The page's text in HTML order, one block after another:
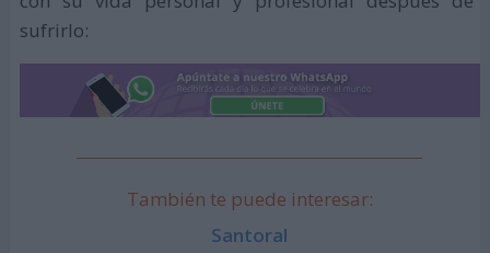
sufrirlo:
También te puede interesar:
Santoral